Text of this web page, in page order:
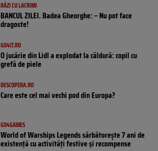
RÂZI CU LACRIMI
BANCUL ZILEI. Badea Gheorghe: – Nu pot face
dragoste!
GO4IT.RO
O jucărie din Lidl a explodat la căldură: copil cu
grefă de piele
DESCOPERA.RO
Care este cel mai vechi pod din Europa?
GO4GAMES
World of Warships Legends sărbătorește 7 ani de
existență cu activități festive și recompense